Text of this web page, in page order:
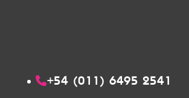
+54 (011) 6495 2541